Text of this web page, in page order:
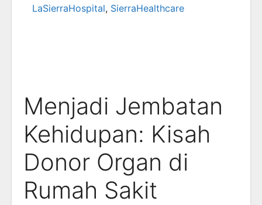
LaSierraHospital, SierraHealthcare
Menjadi Jembatan
Kehidupan: Kisah
Donor Organ di
Rumah Sakit